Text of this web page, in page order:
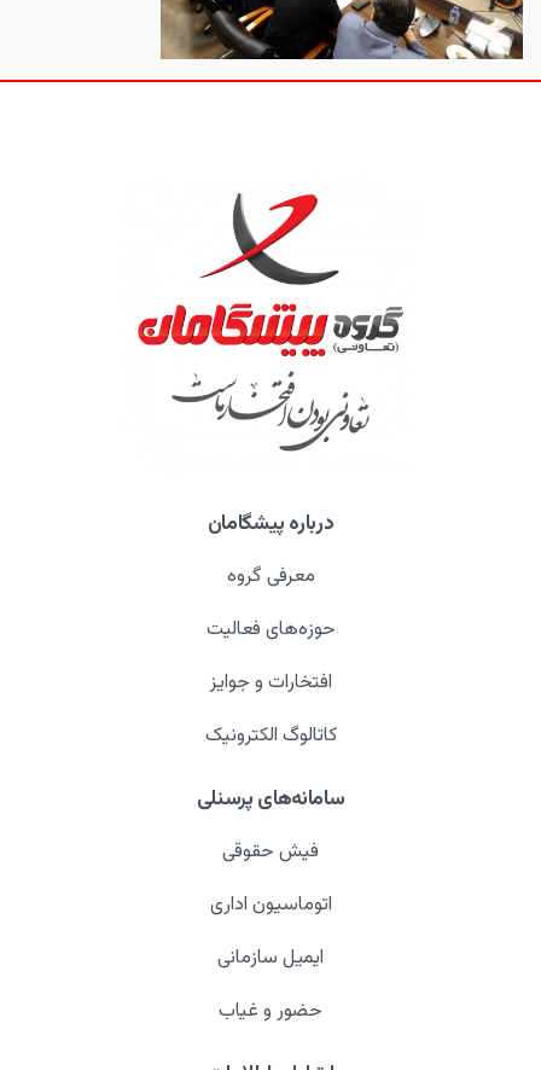
درباره پیشگامان
معرفی گروه
حوزه‌های فعالیت
افتخارات و جوایز
کاتالوگ الکترونیک
سامانه‌های پرسنلی
فیش حقوقی
اتوماسیون اداری
ایمیل سازمانی
حضور و غیاب